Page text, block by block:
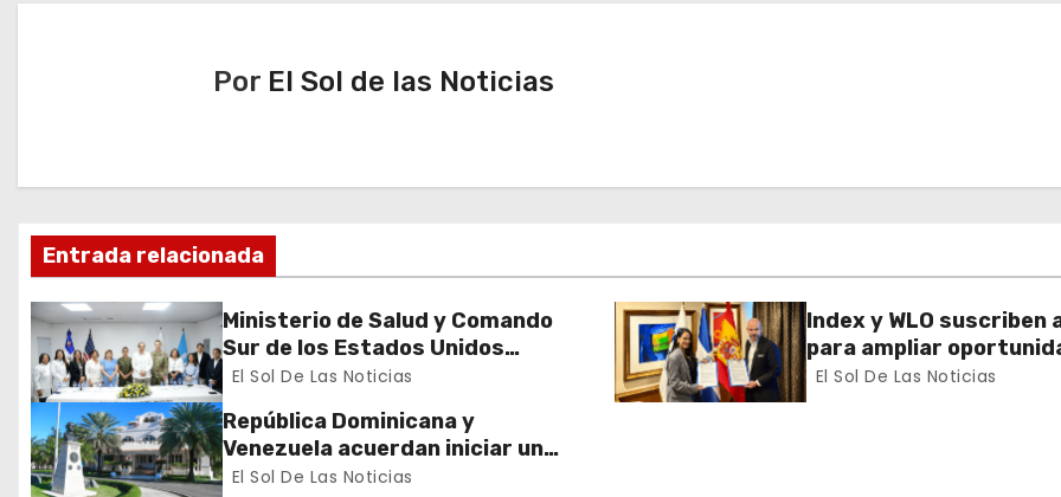
c
i
ó
n
d
e
Por El Sol de las Noticias
Entrada relacionada
Ministerio de Salud y Comando
Sur de los Estados Unidos
realizan misión médica Amistad
El Sol De Las Noticias
Index y WLO suscriben
para ampliar
formación de
El Sol De Las Noticias
República Dominicana y
Venezuela acuerdan iniciar un
proceso de normalización
El Sol De Las Noticias